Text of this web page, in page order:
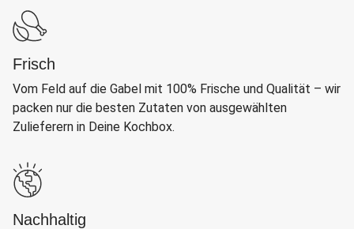
Frisch
Vom Feld auf die Gabel mit 100% Frische und Qualität – wir
packen nur die besten Zutaten von ausgewählten
Zulieferern in Deine Kochbox.
Nachhaltig